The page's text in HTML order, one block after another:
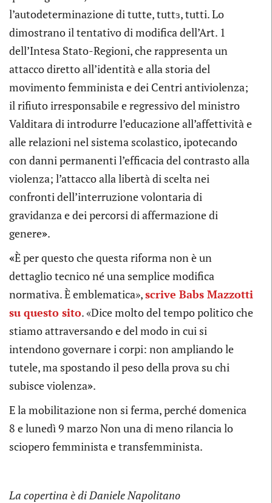
l’autodeterminazione di tutte, tuttɜ, tutti. Lo
dimostrano il tentativo di modifica dell’Art. 1
dell’Intesa Stato-Regioni, che rappresenta un
attacco diretto all’identità e alla storia del
movimento femminista e dei Centri antiviolenza;
il rifiuto irresponsabile e regressivo del ministro
Valditara di introdurre l’educazione all’affettività e
alle relazioni nel sistema scolastico, ipotecando
con danni permanenti l’efficacia del contrasto alla
violenza; l’attacco alla libertà di scelta nei
confronti dell’interruzione volontaria di
gravidanza e dei percorsi di affermazione di
genere».
«È per questo che questa riforma non è un
dettaglio tecnico né una semplice modifica
normativa. È emblematica»,scrive Babs Mazzotti
su questo sito. «Dice molto del tempo politico che
stiamo attraversando e del modo in cui si
intendono governare i corpi: non ampliando le
tutele, ma spostando il peso della prova su chi
subisce violenza».
E la mobilitazione non si ferma, perché domenica
8 e lunedì 9 marzo Non una di meno rilancia lo
sciopero femminista e transfemminista.
La copertina è di Daniele Napolitano